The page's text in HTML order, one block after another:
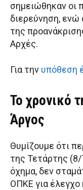
σημειώθηκαν οι
διερεύνηση, ενώ
της
Αρχές.
Για την υπόθεση
Το χρονικό
Άργος
Θυμίζουμε ότι
της Τετάρτης
όχημα, δεν
ΟΠΚΕ για έλεγχο